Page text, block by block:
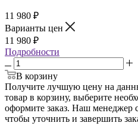
11 980 ₽
Варианты цен
11 980 ₽
Подробности
В корзину
Получите лучшую цену на
товар в корзину, выберите
оформите заказ. Наш менеджер
чтобы уточнить и завершить